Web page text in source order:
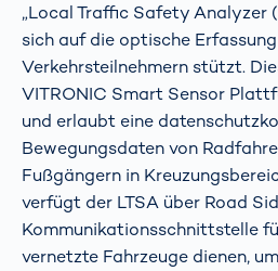
„Local Traffic Safety Analyzer
sich auf die optische
Verkehrsteilnehmern stützt.
VITRONIC Smart Sensor
und erlaubt eine
Bewegungsdaten von
Fußgängern in
verfügt der LTSA über Road
Kommunikationsschnittstelle
vernetzte Fahrzeuge dienen,